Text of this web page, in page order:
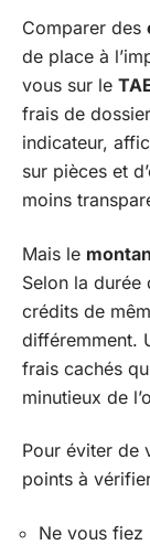
Comparer des
de place à
vous sur le
frais de
indicateur,
sur pièces et
moins
Mais le
Selon la durée
crédits de
différemment.
frais cachés
minutieux de
Pour éviter de
points à
Ne vous fiez